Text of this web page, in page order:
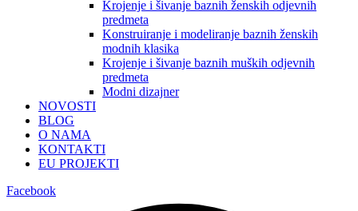
Krojenje i šivanje baznih ženskih odjevnih
predmeta
Konstruiranje i modeliranje baznih ženskih
modnih klasika
Krojenje i šivanje baznih muških odjevnih
predmeta
Modni dizajner
NOVOSTI
BLOG
O NAMA
KONTAKTI
EU PROJEKTI
Facebook